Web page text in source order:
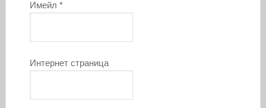
Имейл *
Интернет страница